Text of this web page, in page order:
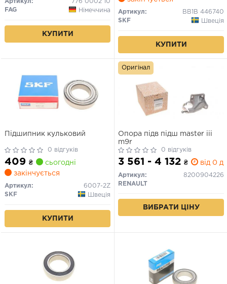
Артикул:
776 0002 10
FAG
Німеччина
КУПИТИ
RENAULT CLIO II, CLIO III,
CLIO IV 1.2-3.2D 11.93-
Артикул:
BB1B 446740
SKF
Швеція
КУПИТИ
Підшипник кульковий
0 відгуків
409 ₴
сьогодні
закінчується
Артикул:
6007-2Z
SKF
Швеція
КУПИТИ
Опора підв підш master iii
m9r
0 відгуків
3 561 - 4 132 ₴ від 0
Артикул:
8200904226
RENAULT
ВИБРАТИ ЦІНУ
Оригінал